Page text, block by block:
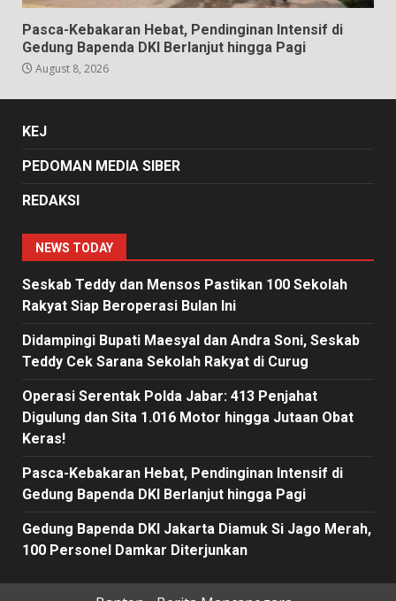
Pasca-Kebakaran Hebat, Pendinginan Intensif di
Gedung Bapenda DKI Berlanjut hingga Pagi
August 8, 2026
KEJ
PEDOMAN MEDIA SIBER
REDAKSI
NEWS TODAY
Seskab Teddy dan Mensos Pastikan 100 Sekolah
Rakyat Siap Beroperasi Bulan Ini
Didampingi Bupati Maesyal dan Andra Soni, Seskab
Teddy Cek Sarana Sekolah Rakyat di Curug
Operasi Serentak Polda Jabar: 413 Penjahat
Digulung dan Sita 1.016 Motor hingga Jutaan Obat
Keras!
Pasca-Kebakaran Hebat, Pendinginan Intensif di
Gedung Bapenda DKI Berlanjut hingga Pagi
Gedung Bapenda DKI Jakarta Diamuk Si Jago Merah,
100 Personel Damkar Diterjunkan